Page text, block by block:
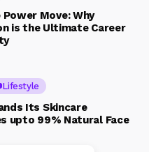
Move: Why
is the Ultimate Career
Lifestyle
Its Skincare
upto 99% Natural Face